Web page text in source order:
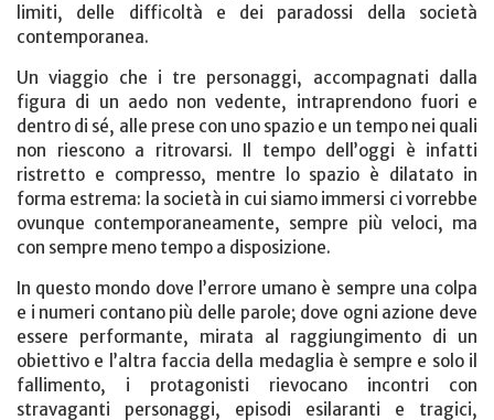
limiti, delle difficoltà e dei paradossi della società
contemporanea.
Un viaggio che i tre personaggi, accompagnati dalla
figura di un aedo non vedente, intraprendono fuori e
dentro di sé, alle prese con uno spazio e un tempo nei quali
non riescono a ritrovarsi. Il tempo dell’oggi è infatti
ristretto e compresso, mentre lo spazio è dilatato in
forma estrema: la società in cui siamo immersi ci vorrebbe
ovunque contemporaneamente, sempre più veloci, ma
con sempre meno tempo a disposizione.
In questo mondo dove l’errore umano è sempre una colpa
e i numeri contano più delle parole; dove ogni azione deve
essere performante, mirata al raggiungimento di un
obiettivo e l’altra faccia della medaglia è sempre e solo il
fallimento, i protagonisti rievocano incontri con
stravaganti personaggi, episodi esilaranti e tragici,